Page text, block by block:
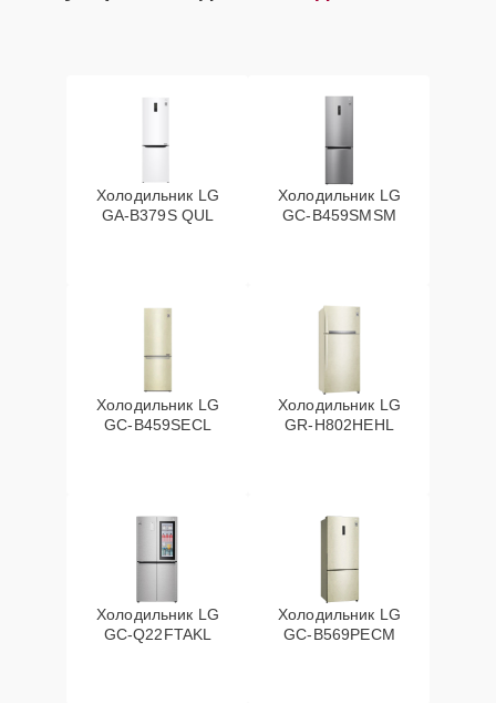
Холодильник LG
GA-B379S QUL
Холодильник LG
GC-B459SMSM
Холодильник LG
GC-B459SECL
Холодильник LG
GR-H802HEHL
Холодильник LG
GC-Q22FTAKL
Холодильник LG
GC-B569PECM